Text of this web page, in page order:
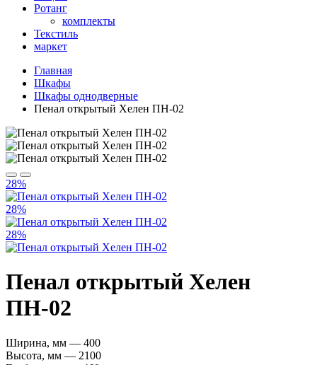
Ротанг
комплекты
Текстиль
маркет
Главная
Шкафы
Шкафы однодверные
Пенал открытый Хелен ПН-02
28%
28%
28%
Пенал открытый Хелен
ПН-02
Ширина, мм — 400
Высота, мм — 2100